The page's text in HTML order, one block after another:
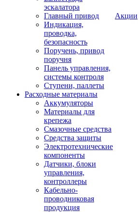
эскалатора
Главный привод
Индикация,
проводка,
безопасность
Поручень, привод
поручня
Панель управления,
системы контроля
Ступени, паллеты
Расходные материалы
Аккумуляторы
Материалы для
крепежа
Смазочные средства
Средства защиты
Электротехнические
компоненты
Датчики, блоки
управления,
контроллеры
Кабельно-
проводниковая
продукция
Акции